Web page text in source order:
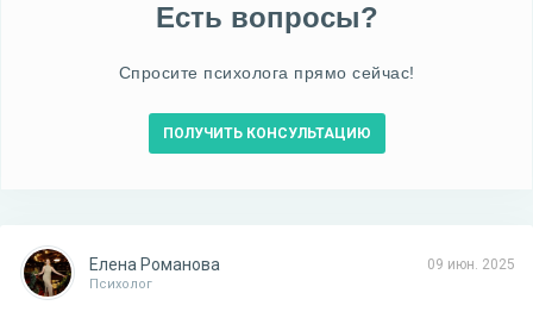
Есть вопросы?
Спросите психолога прямо сейчас!
ПОЛУЧИТЬ КОНСУЛЬТАЦИЮ
09 июн. 2025
Елена Романова
Психолог